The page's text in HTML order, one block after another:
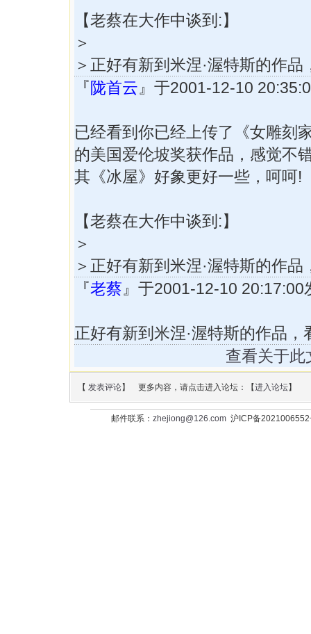
【老蔡在大作中谈到:】
＞
＞正好有新到米涅·渥特斯的作品
『陇首云 』于2001-12-10
已经看到你已经上传了《女雕刻
的美国爱伦坡奖获作品，感觉不
其《冰屋》好象更好一些，呵呵!
【老蔡在大作中谈到:】
＞
＞正好有新到米涅·渥特斯的作品
『老蔡 』于2001-12-10 20:17:00
正好有新到米涅·渥特斯的作品，
查看关于此
【 发表评论】 更多内容，请点击进入论坛：【进入论坛】
邮件联系： zhejiong@126.com沪ICP备